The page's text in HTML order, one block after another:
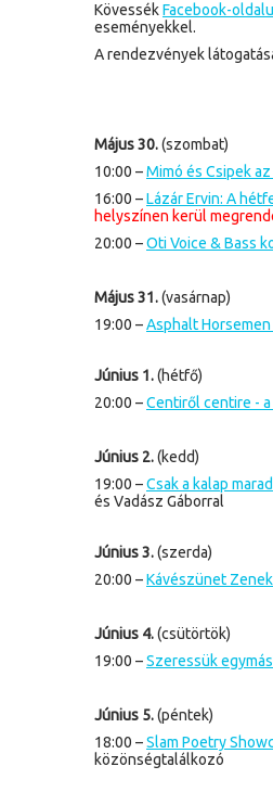
KövessékFacebook-
eseményekkel.
A rendezvények
Május 30.(szombat)
10:00 –Mimó és Csipek
16:00 –Lázár Ervin: A
helyszínen kerül
20:00 –Oti Voice & Bass
Május 31.(vasárnap)
19:00 –Asphalt
Június 1.(hétfő)
20:00 –Centiről centire -
Június 2.(kedd)
19:00 –Csak a kalap marad
és Vadász Gáborral
Június 3.(szerda)
20:00 –Kávészünet
Június 4.(csütörtök)
19:00 –Szeressük
Június 5.(péntek)
18:00 –Slam Poetry
közönségtalálkozó